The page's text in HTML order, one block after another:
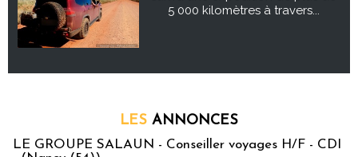
5 000 kilomètres à travers...
LES ANNONCES
LE GROUPE SALAUN - Conseiller voyages H/F - CDI